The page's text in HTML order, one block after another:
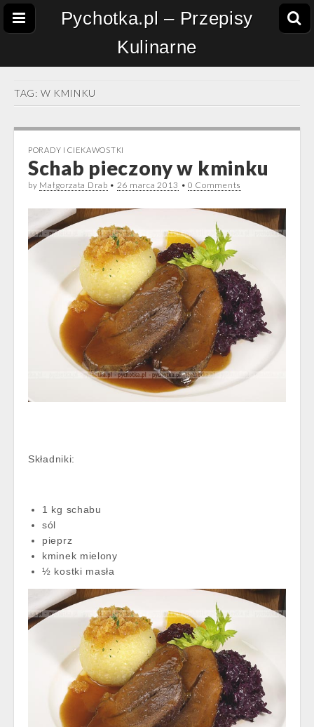
Pychotka.pl – Przepisy
Kulinarne
TAG: W KMINKU
PORADY I CIEKAWOSTKI
Schab pieczony w kminku
by Małgorzata Drab • 26 marca 2013 • 0 Comments
Składniki:
1 kg schabu
sól
pieprz
kminek mielony
½ kostki masła